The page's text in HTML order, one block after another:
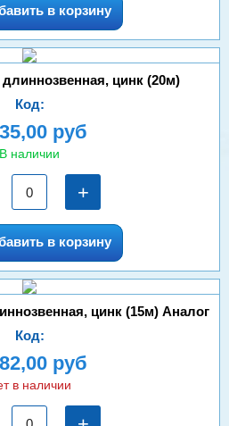
в корзину
цинк (20м)
Код:
руб
В наличии
+
в корзину
цинк (15м) Аналог
Код:
руб
в наличии